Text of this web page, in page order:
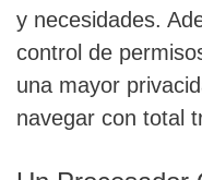
y necesidades.
control de
una mayor
navegar con total